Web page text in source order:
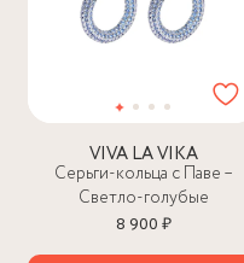
VIVA LA VIKA
Серьги-кольца с Паве –
Светло-голубые
8 900 ₽